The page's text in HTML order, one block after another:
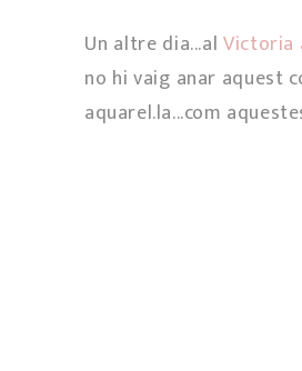
Un altre dia...alVictoria
no hi vaig anar aquest
aquarel.la...com